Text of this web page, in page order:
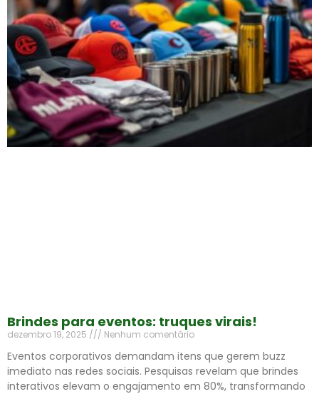
Brindes para eventos: truques virais!
dezembro 19, 2025 Nenhum comentário
Eventos corporativos demandam itens que gerem buzz
imediato nas redes sociais. Pesquisas revelam que brindes
interativos elevam o engajamento em 80%, transformando